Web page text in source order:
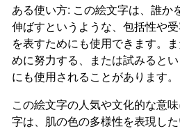
ある使い方: この絵文字は、誰か
伸ばすというような、包括性や
を表すためにも使用できます。
めに努力する、または試みると
にも使用されることがあります。
この絵文字の人気や文化的な意
字は、肌の色の多様性を表現し